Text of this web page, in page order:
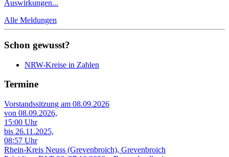
Auswirkungen...
Alle Meldungen
Schon gewusst?
NRW-Kreise in Zahlen
Termine
Vorstandssitzung am 08.09.2026
von 08.09.2026,
15:00 Uhr
bis 26.11.2025,
08:57 Uhr
Rhein-Kreis Neuss (Grevenbroich), Grevenbroich